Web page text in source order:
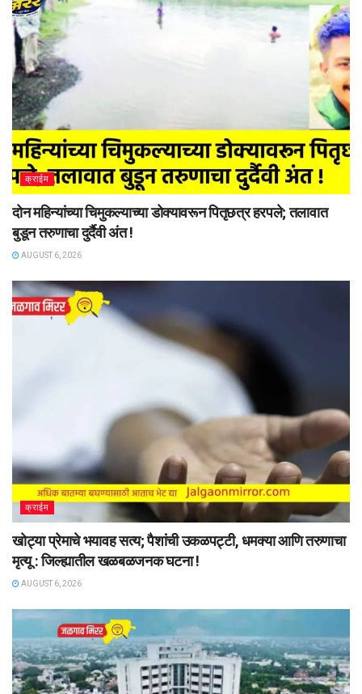
क्राईम
दोन महिन्यांच्या चिमुकल्याच्या डोक्यावरून पितृछत्र हरपले; तलावात
बुडून तरुणाचा दुर्दैवी अंत !
AUGUST 6, 2026
क्राईम
खोट्या प्रेमाचे भयावह सत्य; पैशांची उकळपट्टी, धमक्या आणि तरुणाचा
मृत्यू : जिल्ह्यातील खळबळजनक घटना !
AUGUST 6, 2026